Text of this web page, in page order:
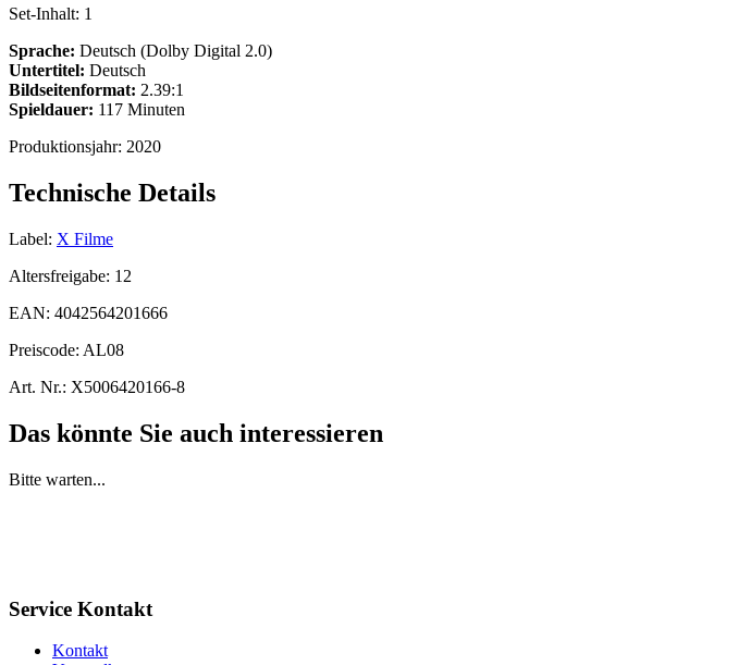
Set-Inhalt: 1
Sprache: Deutsch (Dolby Digital 2.0)
Untertitel: Deutsch
Bildseitenformat: 2.39:1
Spieldauer: 117 Minuten
Produktionsjahr: 2020
Technische Details
Label: X Filme
Altersfreigabe: 12
EAN: 4042564201666
Preiscode: AL08
Art. Nr.: X5006420166-8
Das könnte Sie auch interessieren
Bitte warten...
Service Kontakt
Kontakt